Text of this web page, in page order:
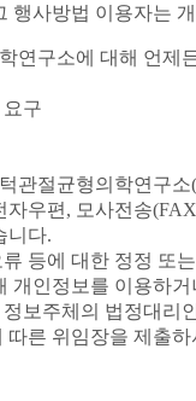
행사방법 이용자는
연구소에 대해 언제
구
관절균형의학연구소
우편, 모사전송
니다.
등에 대한 정정 또
개인정보를 이용하
보주체의 법정대리
른 위임장을 제출하